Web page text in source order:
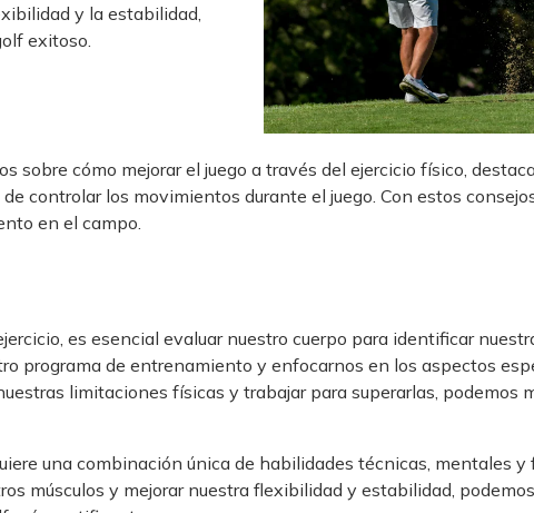
y la estabilidad,
exitoso.
sobre cómo mejorar el juego a través del ejercicio físico,
controlar los movimientos durante el juego. Con estos
en el campo.
es esencial evaluar nuestro cuerpo para identificar
programa de entrenamiento y enfocarnos en los aspectos
limitaciones físicas y trabajar para superarlas, podemos
una combinación única de habilidades técnicas, mentales y
músculos y mejorar nuestra flexibilidad y estabilidad,